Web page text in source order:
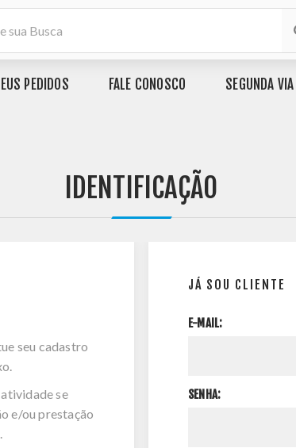
PEDIDOS FALE CONOSCO SEGUNDA
IDENTIFICAÇÃO
seu cadastro
se
e/ou prestação
JÁ SOU CLIENTE
E-MAIL:
SENHA: